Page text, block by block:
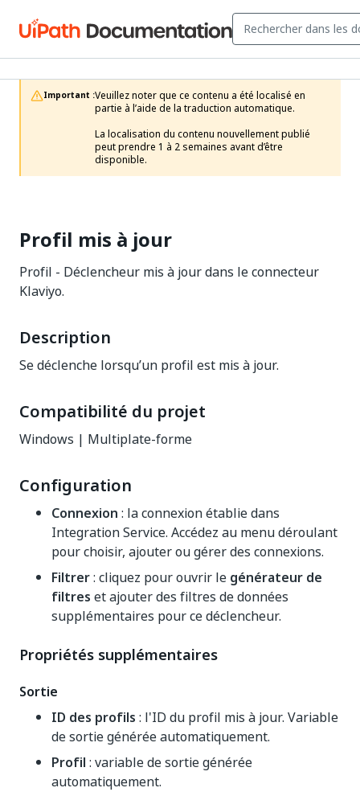
Important :Veuillez noter que ce contenu a été localisé en
partie à l’aide de la traduction automatique.
La localisation du contenu nouvellement publié
peut prendre 1 à 2 semaines avant d’être
disponible.
Profil mis à jour
Profil - Déclencheur mis à jour dans le connecteur
Klaviyo.
Description
Se déclenche lorsqu’un profil est mis à jour.
Compatibilité du projet
Windows | Multiplate-forme
Configuration
Connexion : la connexion établie dans
Integration Service. Accédez au menu déroulant
pour choisir, ajouter ou gérer des connexions.
Filtrer: cliquez pour ouvrir le générateur de
filtres et ajouter des filtres de données
supplémentaires pour ce déclencheur.
Propriétés supplémentaires
Sortie
ID des profils : l'ID du profil mis à jour. Variable
de sortie générée automatiquement.
Profil : variable de sortie générée
automatiquement.